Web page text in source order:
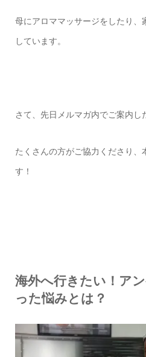
母にアロママッサージをしたり、
しています。
さて、先日メルマガ内でご案内し
たくさんの方がご協力くださり、
す！
海外へ行きたい！ア
った悩みとは？